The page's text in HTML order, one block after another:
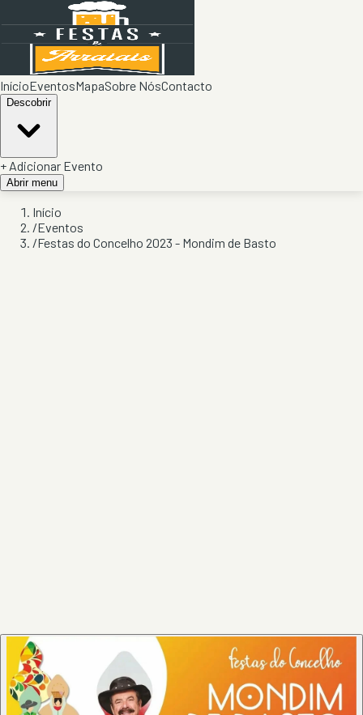
InícioEventosMapaSobre NósContacto
Descobrir
+ Adicionar Evento
Abrir menu
Início
/Eventos
/Festas do Concelho 2023 - Mondim de Basto